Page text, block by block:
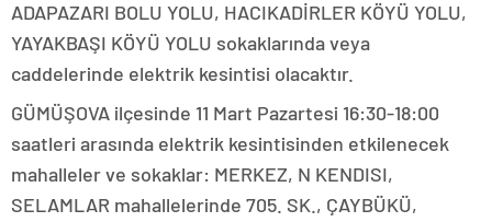
ADAPAZARI BOLU YOLU, HACIKADİRLER KÖYÜ YOLU,
YAYAKBAŞI KÖYÜ YOLU sokaklarında veya
caddelerinde elektrik kesintisi olacaktır.
GÜMÜŞOVA ilçesinde 11 Mart Pazartesi 16:30-18:00
saatleri arasında elektrik kesintisinden etkilenecek
mahalleler ve sokaklar: MERKEZ, N KENDISI,
SELAMLAR mahallelerinde 705. SK., ÇAYBÜKÜ,